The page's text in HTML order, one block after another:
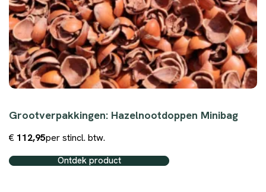
Grootverpakkingen: Hazelnootdoppen Minibag
€ 112,95per stincl. btw.
Ontdek product